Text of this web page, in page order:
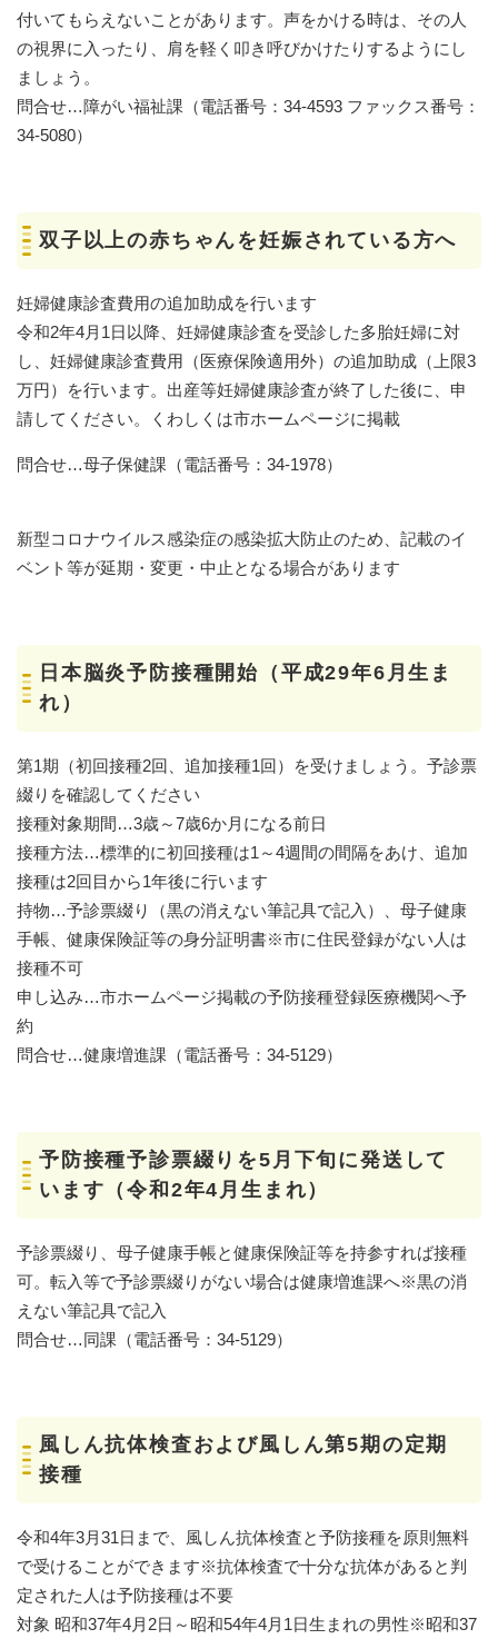
付いてもらえないことがあります。声をかける時は、その人
の視界に入ったり、肩を軽く叩き呼びかけたりするようにし
ましょう。
問合せ…障がい福祉課（電話番号：34-4593 ファックス番号：
34-5080）
双子以上の赤ちゃんを妊娠されている方へ
妊婦健康診査費用の追加助成を行います
令和2年4月1日以降、妊婦健康診査を受診した多胎妊婦に対
し、妊婦健康診査費用（医療保険適用外）の追加助成（上限3
万円）を行います。出産等妊婦健康診査が終了した後に、申
請してください。くわしくは市ホームページに掲載
問合せ…母子保健課（電話番号：34-1978）
新型コロナウイルス感染症の感染拡大防止のため、記載のイ
ベント等が延期・変更・中止となる場合があります
日本脳炎予防接種開始（平成29年6月生ま
れ）
第1期（初回接種2回、追加接種1回）を受けましょう。予診票
綴りを確認してください
接種対象期間…3歳～7歳6か月になる前日
接種方法…標準的に初回接種は1～4週間の間隔をあけ、追加
接種は2回目から1年後に行います
持物…予診票綴り（黒の消えない筆記具で記入）、母子健康
手帳、健康保険証等の身分証明書※市に住民登録がない人は
接種不可
申し込み…市ホームページ掲載の予防接種登録医療機関へ予
約
問合せ…健康増進課（電話番号：34-5129）
予防接種予診票綴りを5月下旬に発送して
います（令和2年4月生まれ）
予診票綴り、母子健康手帳と健康保険証等を持参すれば接種
可。転入等で予診票綴りがない場合は健康増進課へ※黒の消
えない筆記具で記入
問合せ…同課（電話番号：34-5129）
風しん抗体検査および風しん第5期の定期
接種
令和4年3月31日まで、風しん抗体検査と予防接種を原則無料
で受けることができます※抗体検査で十分な抗体があると判
定された人は予防接種は不要
対象 昭和37年4月2日～昭和54年4月1日生まれの男性※昭和37